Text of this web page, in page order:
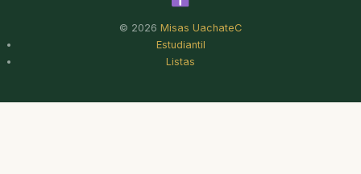
© 2026 Misas UachateC
Estudiantil
Listas